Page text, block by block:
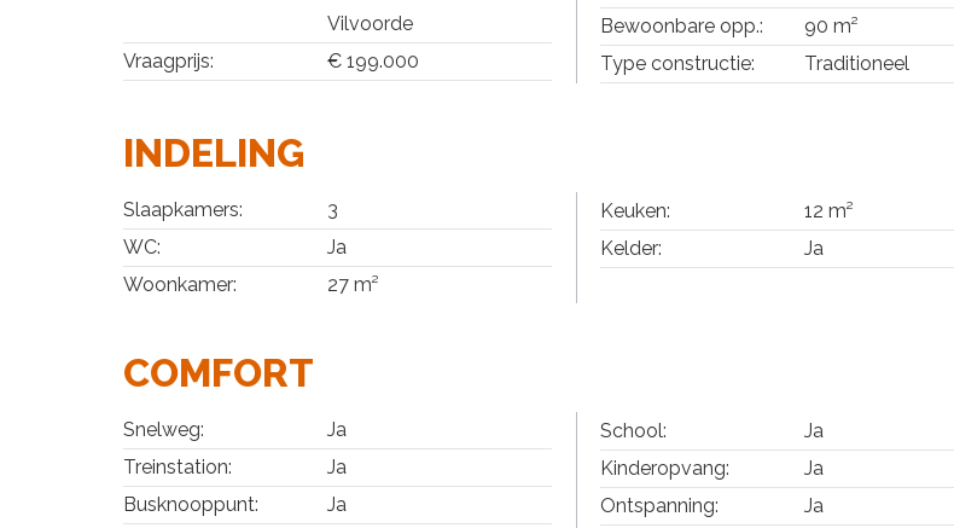
Vilvoorde
Vraagprijs:
€ 199.000
Bewoonbare opp.:
90 m²
Type constructie:
Traditioneel
INDELING
Slaapkamers:
3
WC:
Ja
Woonkamer:
27 m²
Keuken:
12 m²
Kelder:
Ja
COMFORT
Snelweg:
Ja
Treinstation:
Ja
Busknooppunt:
Ja
School:
Ja
Kinderopvang:
Ja
Ontspanning:
Ja